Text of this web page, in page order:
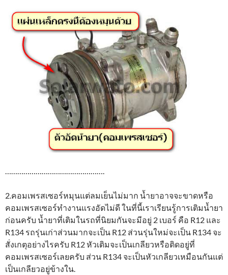
2.คอมเพรสเซอร์หมุนแต่ลมเย็นไม่มาก น้ำยาอาจจะขาดหรือ
คอมเพรสเซอร์ทำงานแรงอัดไม่ดี ในที่นี้เราเรียนรู้การเติมน้ำยา
ก่อนครับ น้ำยาที่เติมในรถที่นิยมกันจะมีอยู่ 2 เบอร์ คือ R12 และ
R134 รถรุ่นเก่าส่วนมากจะเป็น R12 ส่วนรุ่นใหม่จะเป็น R134 จะ
สั่งเกตุอย่างไรครับ R12 หัวเติมจะเป็นเกลียวหรือติดอยู่ที่
คอมเพรสเซอร์เลยครับ ส่วน R134 จะเป็นหัวเกลียวเหมือนกันแต่
เป็นเกลียวอยู่ข้างใน.